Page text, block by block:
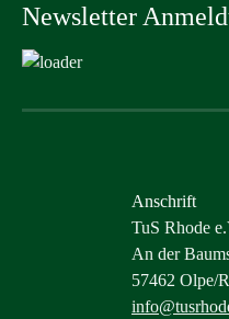
Newsletter
Anschrift
TuS Rhode
An der
57462 Olpe/